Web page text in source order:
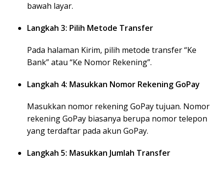
bawah layar.
Langkah 3: Pilih Metode Transfer
Pada halaman Kirim, pilih metode transfer “Ke
Bank” atau “Ke Nomor Rekening”.
Langkah 4: Masukkan Nomor Rekening GoPay
Masukkan nomor rekening GoPay tujuan. Nomor
rekening GoPay biasanya berupa nomor telepon
yang terdaftar pada akun GoPay.
Langkah 5: Masukkan Jumlah Transfer